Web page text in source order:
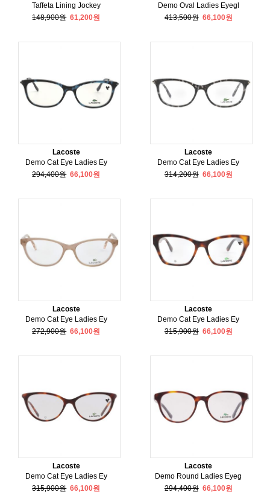
Taffeta Lining Jockey
148,900원 61,200원
Demo Oval Ladies Eyegl
413,500원 66,100원
Lacoste
Demo Cat Eye Ladies Ey
294,400원 66,100원
Lacoste
Demo Cat Eye Ladies Ey
314,200원 66,100원
Lacoste
Demo Cat Eye Ladies Ey
272,900원 66,100원
Lacoste
Demo Cat Eye Ladies Ey
315,900원 66,100원
Lacoste
Demo Cat Eye Ladies Ey
315,900원 66,100원
Lacoste
Demo Round Ladies Eyeg
294,400원 66,100원